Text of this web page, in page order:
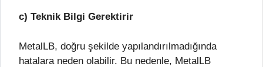
c) Teknik Bilgi Gerektirir
MetalLB, doğru şekilde yapılandırılmadığında
hatalara neden olabilir. Bu nedenle, MetalLB